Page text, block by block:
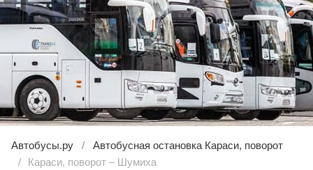
Автобусы.ру
Автобусная остановка Караси, поворот
Караси, поворот – Шумиха